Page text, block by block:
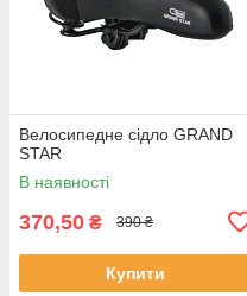
Велосипедне сідло GRAND
STAR
В наявності
370,50 ₴ 390 ₴
Купити